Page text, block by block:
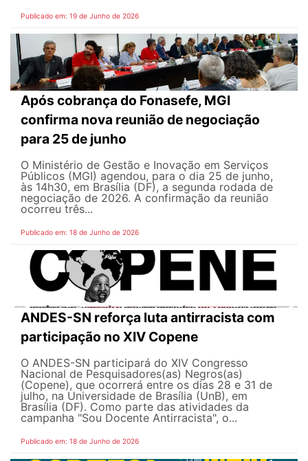
Publicado em: 19 de Junho de 2026
Após cobrança do Fonasefe, MGI
confirma nova reunião de negociação
para 25 de junho
O Ministério de Gestão e Inovação em Serviços
Públicos (MGI) agendou, para o dia 25 de junho,
às 14h30, em Brasília (DF), a segunda rodada de
negociação de 2026. A confirmação da reunião
ocorreu três...
Publicado em: 18 de Junho de 2026
ANDES-SN reforça luta antirracista com
participação no XIV Copene
O ANDES-SN participará do XIV Congresso
Nacional de Pesquisadores(as) Negros(as)
(Copene), que ocorrerá entre os dias 28 e 31 de
julho, na Universidade de Brasília (UnB), em
Brasília (DF). Como parte das atividades da
campanha "Sou Docente Antirracista", o...
Publicado em: 18 de Junho de 2026